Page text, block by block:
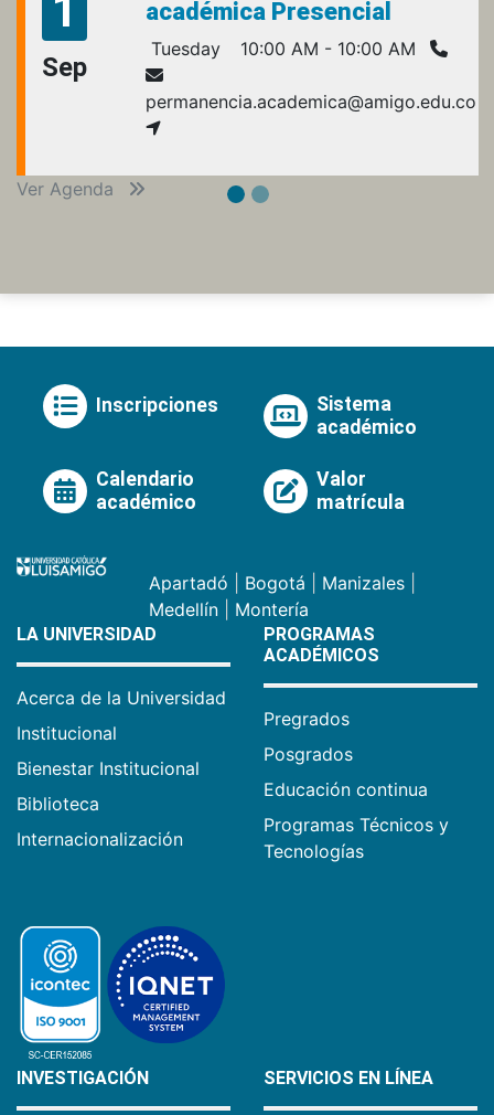
Sep
académica Presencial
Tuesday 10:00 AM - 10:00 AM
permanencia.academica@amigo.edu.co
Ver Agenda
Inscripciones
Sistema
académico
Calendario
académico
Valor
matrícula
Apartadó Bogotá Manizales
Medellín
Montería
LA UNIVERSIDAD
Acerca de la Universidad
Institucional
Bienestar Institucional
Biblioteca
Internacionalización
PROGRAMAS
ACADÉMICOS
Pregrados
Posgrados
Educación continua
Programas Técnicos y
Tecnologías
INVESTIGACIÓN SERVICIOS EN LÍNEA